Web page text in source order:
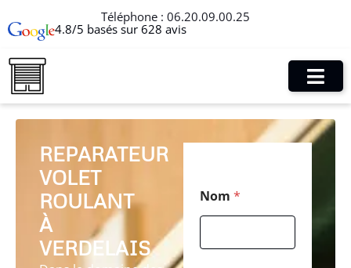
Téléphone : 06.20.09.00.25
4.8/5 basés sur 628 avis
REPARATEUR
VOLET
ROULANT
À
VERDELAIS
e
s
a
Nom *